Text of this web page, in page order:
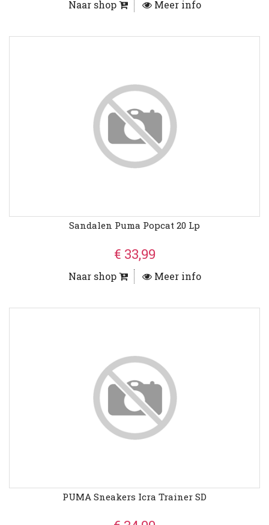
Naar shop Meer info
Sandalen Puma Popcat 20 Lp
€ 33,99
Naar shop Meer info
PUMA Sneakers Icra Trainer SD